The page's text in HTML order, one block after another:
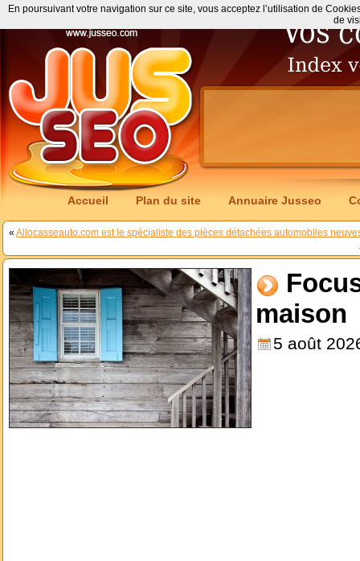
Accueil Plan du site Annuaire Jusseo
« Allocasseauto.com est le spécialiste des pièces détachées automobiles
maison
5 août
En poursuivant votre navigation sur ce site, vous acceptez l’utilisation de
de